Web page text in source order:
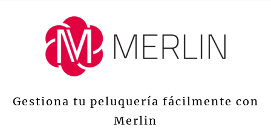
contenido
Gestiona tu peluquería fácilmente con
Merlin